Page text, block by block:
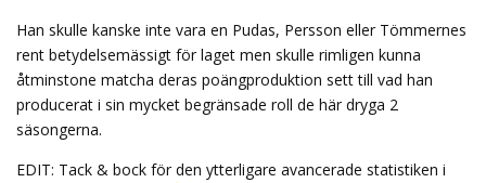
Han skulle kanske inte vara en Pudas, Persson eller Tömmernes
rent betydelsemässigt för laget men skulle rimligen kunna
åtminstone matcha deras poängproduktion sett till vad han
producerat i sin mycket begränsade roll de här dryga 2
säsongerna.
EDIT: Tack & bock för den ytterligare avancerade statistiken i